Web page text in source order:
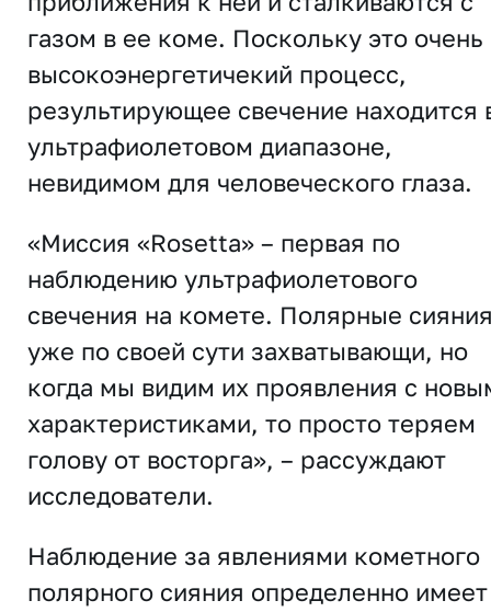
газом в ее коме. Поскольку это очень
высокоэнергетичекий процесс,
результирующее свечение находится
ультрафиолетовом диапазоне,
невидимом для человеческого глаза.
«Миссия «Rosetta» – первая по
наблюдению ультрафиолетового
свечения на комете. Полярные
уже по своей сути захватывающи, но
когда мы видим их проявления с
характеристиками, то просто теряем
голову от восторга», – рассуждают
исследователи.
Наблюдение за явлениями кометного
полярного сияния определенно имеет